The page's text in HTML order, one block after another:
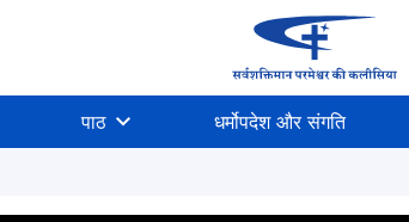
पाठ धर्मोपदेश और संगति